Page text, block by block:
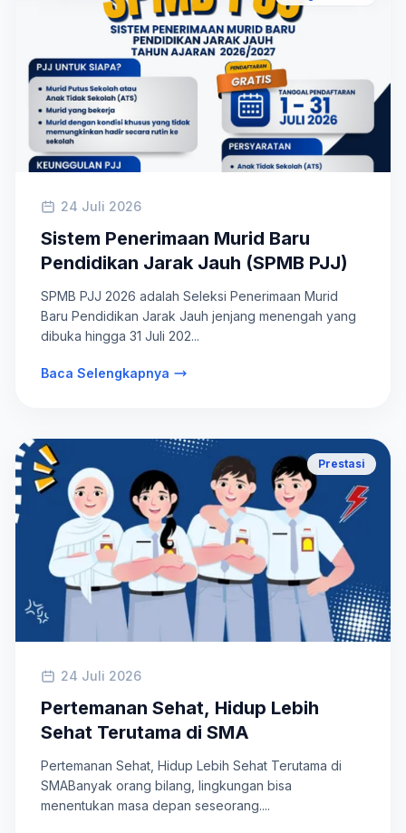
24 Juli 2026
Sistem Penerimaan Murid Baru
Pendidikan Jarak Jauh (SPMB PJJ)
SPMB PJJ 2026 adalah Seleksi Penerimaan Murid
Baru Pendidikan Jarak Jauh jenjang menengah yang
dibuka hingga 31 Juli 202...
Baca Selengkapnya
Prestasi
24 Juli 2026
Pertemanan Sehat, Hidup Lebih
Sehat Terutama di SMA
Pertemanan Sehat, Hidup Lebih Sehat Terutama di
SMABanyak orang bilang, lingkungan bisa
menentukan masa depan seseorang....